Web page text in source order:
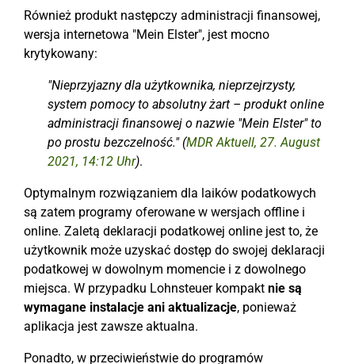
Również produkt następczy administracji finansowej,
wersja internetowa "Mein Elster", jest mocno
krytykowany:
"Nieprzyjazny dla użytkownika, nieprzejrzysty,
system pomocy to absolutny żart – produkt online
administracji finansowej o nazwie "Mein Elster" to
po prostu bezczelność." (MDR Aktuell, 27. August
2021, 14:12 Uhr).
Optymalnym rozwiązaniem dla laików podatkowych
są zatem programy oferowane w wersjach offline i
online. Zaletą deklaracji podatkowej online jest to, że
użytkownik może uzyskać dostęp do swojej deklaracji
podatkowej w dowolnym momencie i z dowolnego
miejsca. W przypadku Lohnsteuer kompakt nie są
wymagane instalacje ani aktualizacje, ponieważ
aplikacja jest zawsze aktualna.
Ponadto, w przeciwieństwie do programów